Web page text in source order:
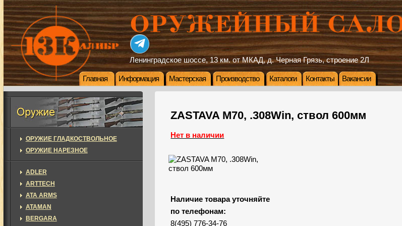
Ленинградское шоссе, 13 км. от МКАД, д. Черная Грязь, строение 2Л
Главная Информация Мастерская Производство Каталоги Контакты Вакансии
ZASTAVA M70, .308Win, ствол 600мм
Нет в наличии
Наличие товара уточняйте
по телефонам:
8(495) 776-34-76
ОРУЖИЕ ГЛАДКОСТВОЛЬНОЕ
ОРУЖИЕ НАРЕЗНОЕ
ADLER
ARTTECH
ATA ARMS
ATAMAN
BERGARA